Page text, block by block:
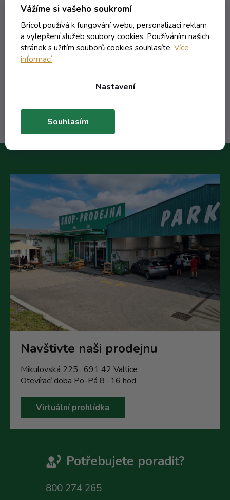
Vážíme si vašeho soukromí
Bricol používá k fungování webu, personalizaci reklam
a vylepšení služeb soubory cookies. Používáním našich
stránek s užitím souborů cookies souhlasíte. Více
informací
Nastavení
Souhlasím
Skladem
3,78 Kč včetně DPH
3,12 Kč/ ks
Do košíku
Navštivte naši prodejnu
Mikulovská 225 , 691 42 Valtice
Otevírací doba Po-Pá 8 -16 hod
Virtuální prohlídka
Potřebujete poradit?
800 274 265